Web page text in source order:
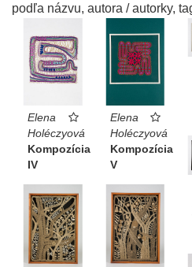
podľa názvu, autora / autorky,
Elena
Holéczyová
Kompozícia
IV
Elena
Holéczyová
Kompozícia
V